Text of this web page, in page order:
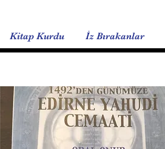
Kitap Kurdu İz Bırakanlar